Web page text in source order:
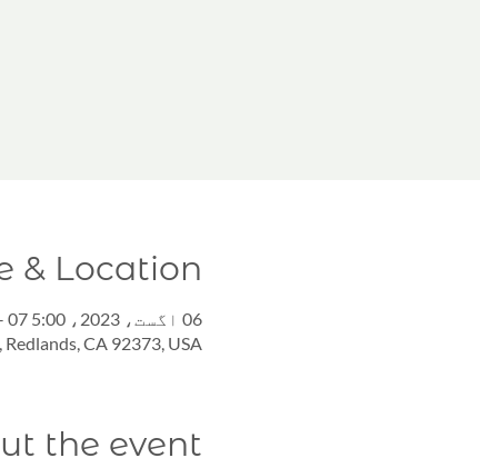
& Location
06 اگست، 2023، 5:00 PM GMT -7 – 07 اگست، 2023، 6:30 PM GMT -7
CA 92373, USA
the event